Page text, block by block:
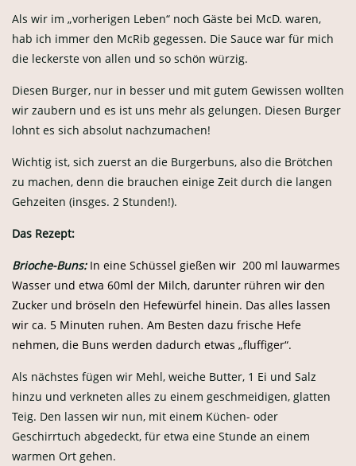
Als wir im „vorherigen Leben“ noch Gäste bei McD. waren,
hab ich immer den McRib gegessen. Die Sauce war für mich
die leckerste von allen und so schön würzig.
Diesen Burger, nur in besser und mit gutem Gewissen wollten
wir zaubern und es ist uns mehr als gelungen. Diesen Burger
lohnt es sich absolut nachzumachen!
Wichtig ist, sich zuerst an die Burgerbuns, also die Brötchen
zu machen, denn die brauchen einige Zeit durch die langen
Gehzeiten (insges. 2 Stunden!).
Das Rezept:
Brioche-Buns: In eine Schüssel gießen wir 200 ml lauwarmes
Wasser und etwa 60ml der Milch, darunter rühren wir den
Zucker und bröseln den Hefewürfel hinein. Das alles lassen
wir ca. 5 Minuten ruhen. Am Besten dazu frische Hefe
nehmen, die Buns werden dadurch etwas „fluffiger“.
Als nächstes fügen wir Mehl, weiche Butter, 1 Ei und Salz
hinzu und verkneten alles zu einem geschmeidigen, glatten
Teig. Den lassen wir nun, mit einem Küchen- oder
Geschirrtuch abgedeckt, für etwa eine Stunde an einem
warmen Ort gehen.